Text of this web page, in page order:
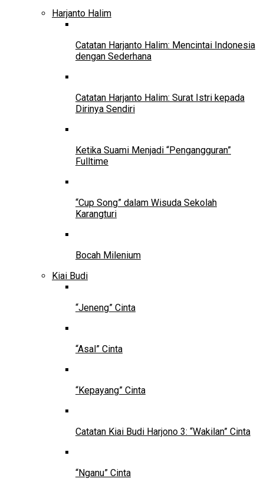
Harjanto Halim
Catatan Harjanto Halim: Mencintai Indonesia
dengan Sederhana
Catatan Harjanto Halim: Surat Istri kepada
Dirinya Sendiri
Ketika Suami Menjadi “Pengangguran”
Fulltime
“Cup Song” dalam Wisuda Sekolah
Karangturi
Bocah Milenium
Kiai Budi
“Jeneng” Cinta
“Asal” Cinta
“Kepayang” Cinta
Catatan Kiai Budi Harjono 3: “Wakilan” Cinta
“Nganu” Cinta